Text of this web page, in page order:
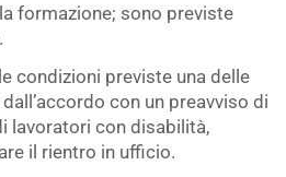
formazione; sono previste
condizioni previste una delle
con un preavviso di
lavoratori con disabilità,
il rientro in ufficio.